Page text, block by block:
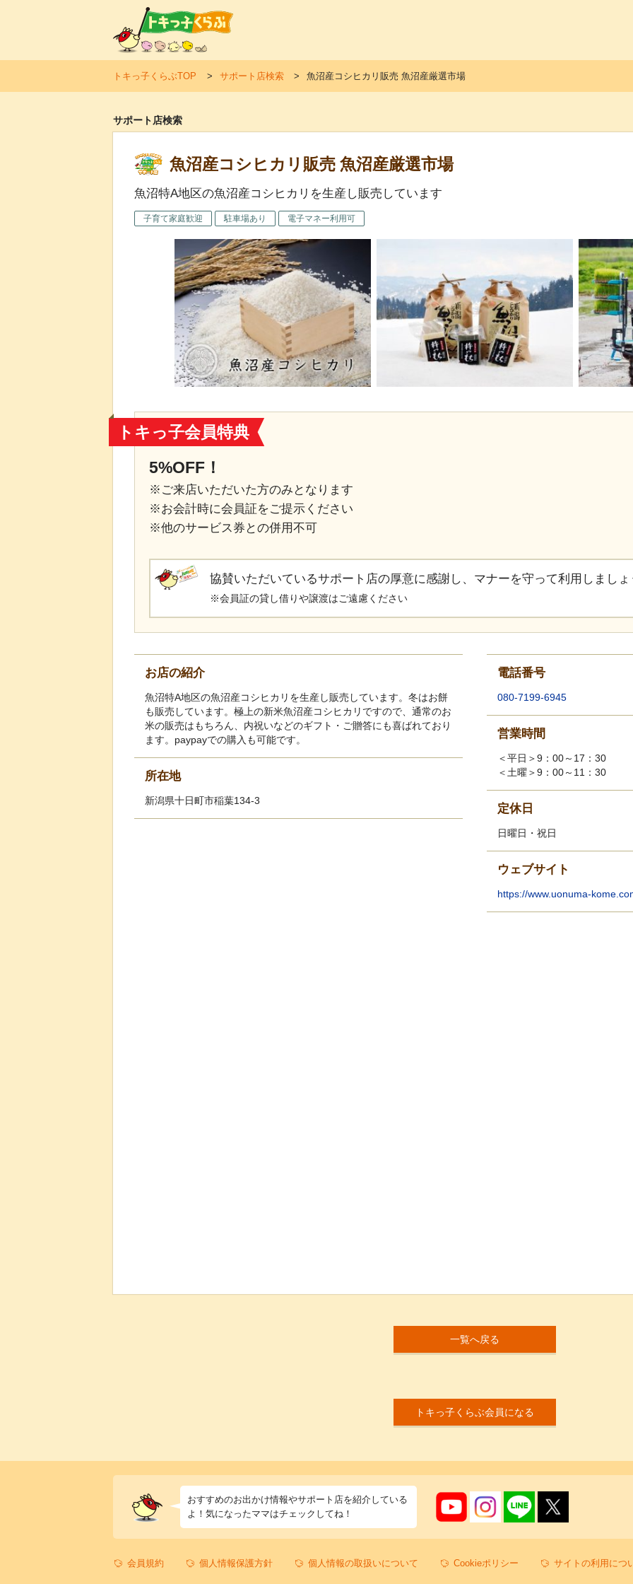
トキっ子くらぶTOP サポート店検索 魚沼産コシヒカリ販売 魚沼産厳選市場
サポート店検索
魚沼産コシヒカリ販売 魚沼産厳選市場
魚沼特A地区の魚沼産コシヒカリを生産し販売しています
子育て家庭歓迎 駐車場あり 電子マネー利用可
トキっ子会員特典
5%OFF！
※ご来店いただいた方のみとなります
※お会計時に会員証をご提示ください
※他のサービス券との併用不可
協賛いただいているサポート店の厚意に感謝し、マナーを守って利用しましょ
※会員証の貸し借りや譲渡はご遠慮ください
お店の紹介
魚沼特A地区の魚沼産コシヒカリを生産し販売しています。冬はお餅
も販売しています。極上の新米魚沼産コシヒカリですので、通常のお
米の販売はもちろん、内祝いなどのギフト・ご贈答にも喜ばれており
ます。paypayでの購入も可能です。
所在地
新潟県十日町市稲葉134-3
電話番号
080-7199-6945
営業時間
＜平日＞9：00～17：30
＜土曜＞9：00～11：30
定休日
日曜日・祝日
ウェブサイト
https://www.uonuma-
一覧へ戻る
トキっ子くらぶ会員になる
おすすめのお出かけ情報やサポート店を紹介している
よ！気になったママはチェックしてね！
会員規約 個人情報保護方針 個人情報の取扱いについて Cookieポリシー サイトの利用につ